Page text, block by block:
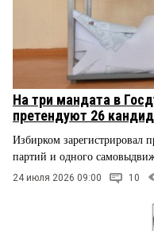
На три мандата в
претендуют 26
Избирком зарегистрировал
партий и одного
24 июля 2026 09:00 10